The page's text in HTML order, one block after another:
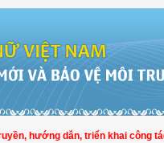
hướng dẫn, triển khai công tác